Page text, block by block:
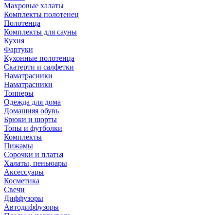
Махровые халаты
Комплекты полотенец
Полотенца
Комплекты для сауны
Кухня
Фартуки
Кухонные полотенца
Скатерти и салфетки
Наматрасники
Наматрасники
Топперы
Одежда для дома
Домашняя обувь
Брюки и шорты
Топы и футболки
Комплекты
Пижамы
Сорочки и платья
Халаты, пеньюары
Аксессуары
Косметика
Свечи
Диффузоры
Автодиффузоры